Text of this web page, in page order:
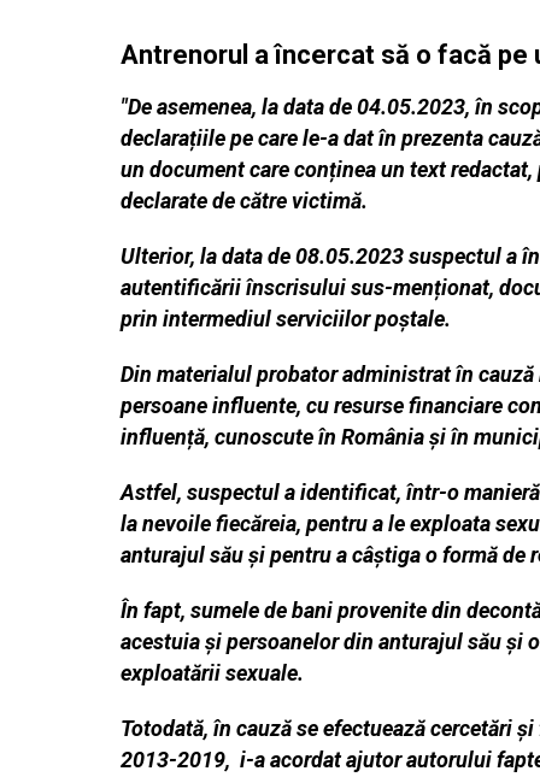
Antrenorul a încercat să o facă
"De asemenea, la data de 04.05.2023, în
declarațiile pe care le-a dat în prezenta
un document care conținea un text
declarate de către victimă.
Ulterior, la data de 08.05.2023 suspectul a
autentificării înscrisului sus-menționat,
prin intermediul serviciilor poștale.
Din materialul probator administrat în
persoane influente, cu resurse financiare
influență, cunoscute în România și în
Astfel, suspectul a identificat, într-o
la nevoile fiecăreia, pentru a le exploata
anturajul său și pentru a câștiga o formă de
În fapt, sumele de bani provenite din
acestuia și persoanelor din anturajul său și
exploatării sexuale.
Totodată, în cauză se efectuează cercetări
2013-2019, i-a acordat ajutor autorului